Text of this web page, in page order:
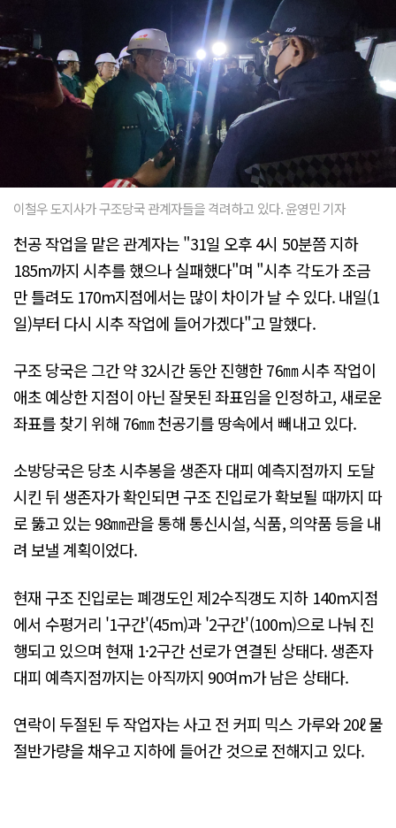
이철우 도지사가 구조당국 관계자들을 격려하고 있다. 윤영민 기자
천공 작업을 맡은 관계자는 "31일 오후 4시 50분쯤 지하
185m까지 시추를 했으나 실패했다"며 "시추 각도가 조금
만 틀려도 170m지점에서는 많이 차이가 날 수 있다. 내일(1
일)부터 다시 시추 작업에 들어가겠다"고 말했다.
구조 당국은 그간 약 32시간 동안 진행한 76㎜ 시추 작업이
애초 예상한 지점이 아닌 잘못된 좌표임을 인정하고, 새로운
좌표를 찾기 위해 76㎜ 천공기를 땅속에서 빼내고 있다.
소방당국은 당초 시추봉을 생존자 대피 예측지점까지 도달
시킨 뒤 생존자가 확인되면 구조 진입로가 확보될 때까지 따
로 뚫고 있는 98㎜관을 통해 통신시설, 식품, 의약품 등을 내
려 보낼 계획이었다.
현재 구조 진입로는 폐갱도인 제2수직갱도 지하 140m지점
에서 수평거리 '1구간'(45m)과 '2구간'(100m)으로 나눠 진
행되고 있으며 현재 1·2구간 선로가 연결된 상태다. 생존자
대피 예측지점까지는 아직까지 90여m가 남은 상태다.
연락이 두절된 두 작업자는 사고 전 커피 믹스 가루와 20ℓ 물
절반가량을 채우고 지하에 들어간 것으로 전해지고 있다.